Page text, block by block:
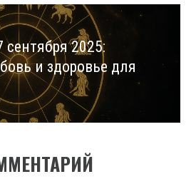
сентября 2025:
и здоровье для